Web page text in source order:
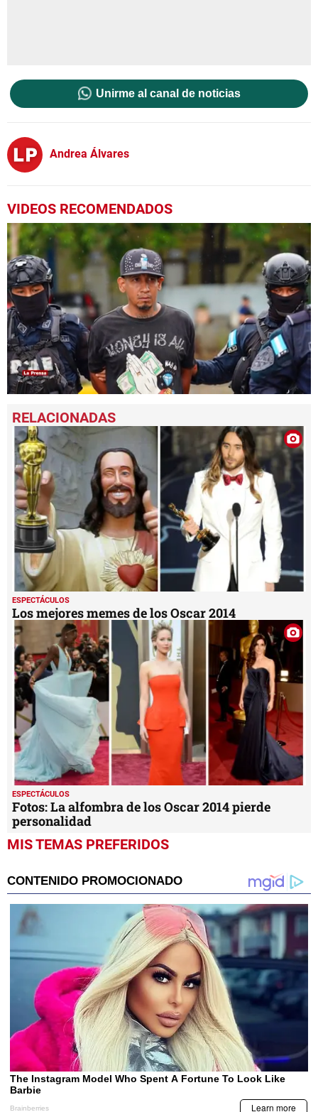
Unirme al canal de noticias
Andrea Álvares
VIDEOS RECOMENDADOS
seconds
of
58
seconds
ESPECTÁCULOS
Los mejores memes de los Oscar 2014
ESPECTÁCULOS
Fotos: La alfombra de los Oscar 2014 pierde
personalidad
MIS TEMAS PREFERIDOS